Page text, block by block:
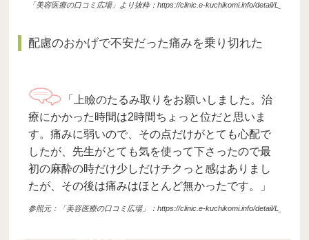
「美容医療の口コミ広場」より抜粋：https://clinic.e-kuchikomi.info/detail/
配慮のおかげで不安だった痛みを乗り切れた
「上瞼のたるみ取りをお願いしました。治
療にかかった時間は2時間ちょっと位だと思いま
す。痛みに弱いので、その点だけがとても心配で
したが、先生がとても気を使って下さったので最
初の麻酔の時だけ少しだけチクっと感はありまし
たが、その後は痛みはほとんど無かったです。」
参照元：「美容医療の口コミ広場」：https://clinic.e-kuchikomi.info/detail/